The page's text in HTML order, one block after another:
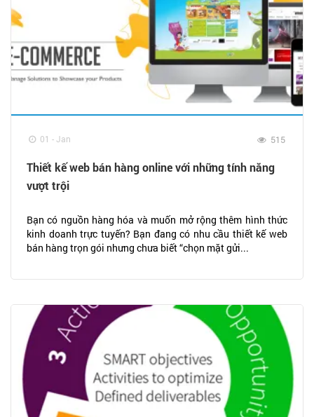
01 - Jan 515
Thiết kế web bán hàng online với những tính năng
vượt trội
Bạn có nguồn hàng hóa và muốn mở rộng thêm hình thức
kinh doanh trực tuyến? Bạn đang có nhu cầu thiết kế web
bán hàng trọn gói nhưng chưa biết “chọn mặt gửi...